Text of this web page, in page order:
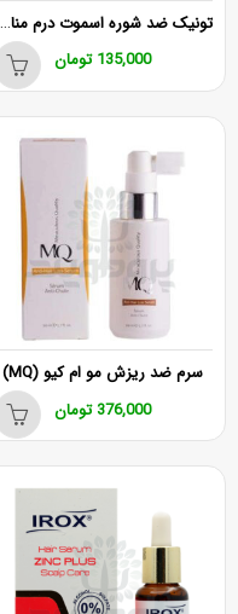
تونیک ضد شوره اسموت درم مناسب انواع مو 45 میلی لیتر
135,000 تومان
سرم ضد ریزش مو ام کیو (MQ)
376,000 تومان